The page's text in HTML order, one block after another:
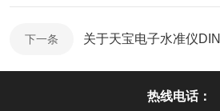
下一条
热线电话：